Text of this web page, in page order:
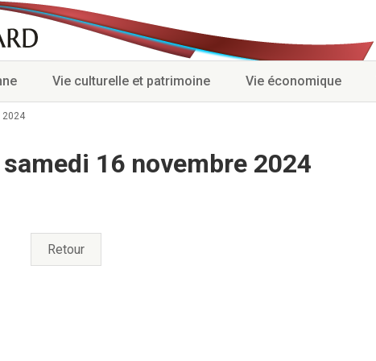
Vie culturelle et patrimoine Vie économique
2024
16 novembre 2024
Retour